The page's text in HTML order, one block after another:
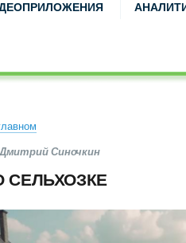
Синочкин
СЕЛЬХОЗКЕ